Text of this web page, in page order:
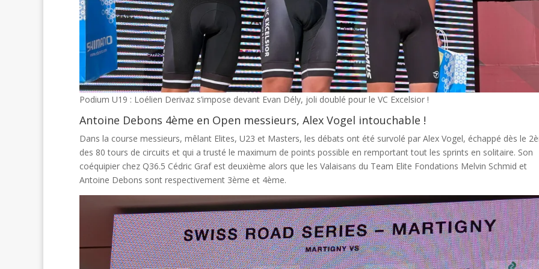
Podium U19 : Loélien Derivaz s’impose devant Evan Dély, joli doublé pour le VC Excelsior !
Antoine Debons 4ème en Open messieurs, Alex Vogel intouchable !
Dans la course messieurs, mêlant Elites, U23 et Masters, les débats ont été survolé par Alex Vogel, échappé dès le
des 80 tours de circuits et qui a trusté le maximum de points possible en remportant tout les sprints en solitaire. Son
coéquipier chez Q36.5 Cédric Graf est deuxième alors que les Valaisans du Team Elite Fondations Melvin Schmid et
Antoine Debons sont respectivement 3ème et 4ème.